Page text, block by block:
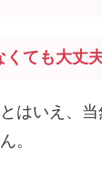
くても大丈
はいえ、
。